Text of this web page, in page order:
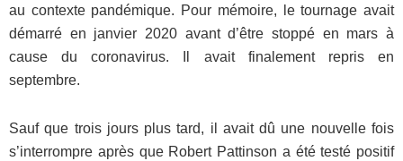
au contexte pandémique. Pour mémoire, le tournage avait
démarré en janvier 2020 avant d’être stoppé en mars à
cause du coronavirus. Il avait finalement repris en
septembre.
Sauf que trois jours plus tard, il avait dû une nouvelle fois
s’interrompre après que Robert Pattinson a été testé positif